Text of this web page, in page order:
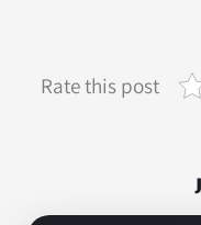
Rate this post